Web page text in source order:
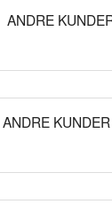
ANDRE
ANDRE